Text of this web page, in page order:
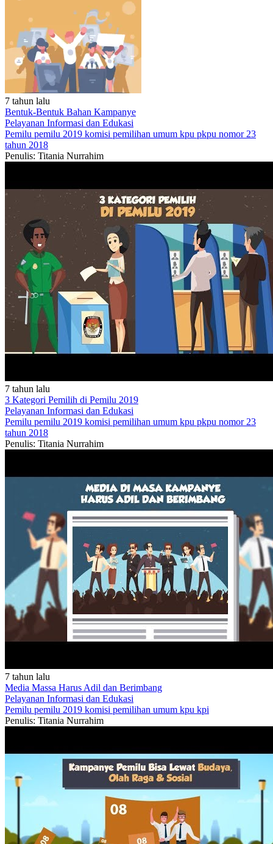
7 tahun lalu
Bentuk-Bentuk Bahan Kampanye
Pelayanan Informasi dan Edukasi
Pemilu pemilu 2019 komisi pemilihan umum kpu pkpu nomor 23
tahun 2018
Penulis: Titania Nurrahim
7 tahun lalu
3 Kategori Pemilih di Pemilu 2019
Pelayanan Informasi dan Edukasi
Pemilu pemilu 2019 komisi pemilihan umum kpu pkpu nomor 23
tahun 2018
Penulis: Titania Nurrahim
7 tahun lalu
Media Massa Harus Adil dan Berimbang
Pelayanan Informasi dan Edukasi
Pemilu pemilu 2019 komisi pemilihan umum kpu kpi
Penulis: Titania Nurrahim